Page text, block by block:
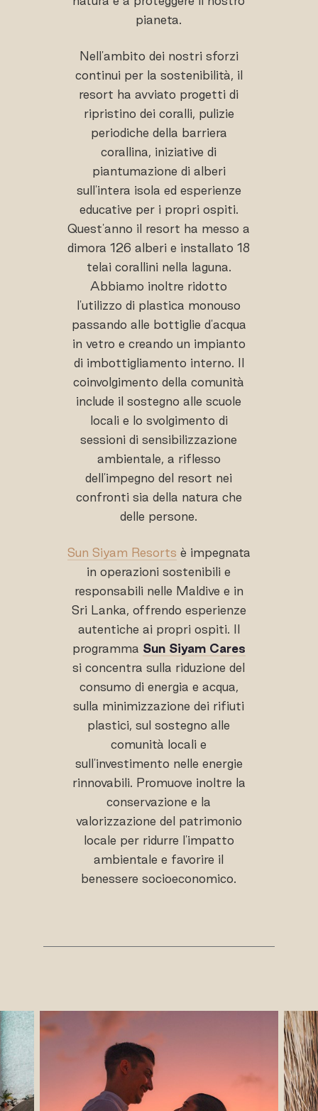
pianeta.
Nell'ambito dei nostri sforzi
continui per la sostenibilità, il
resort ha avviato progetti di
ripristino dei coralli, pulizie
periodiche della barriera
corallina, iniziative di
piantumazione di alberi
sull'intera isola ed esperienze
educative per i propri ospiti.
Quest'anno il resort ha messo a
dimora 126 alberi e installato 18
telai corallini nella laguna.
Abbiamo inoltre ridotto
l'utilizzo di plastica monouso
passando alle bottiglie d'acqua
in vetro e creando un impianto
di imbottigliamento interno. Il
coinvolgimento della comunità
include il sostegno alle scuole
locali e lo svolgimento di
sessioni di sensibilizzazione
ambientale, a riflesso
dell'impegno del resort nei
confronti sia della natura che
delle persone.
Sun Siyam Resorts è impegnata
in operazioni sostenibili e
responsabili nelle Maldive e in
Sri Lanka, offrendo esperienze
autentiche ai propri ospiti. Il
programma Sun Siyam Cares
si concentra sulla riduzione del
consumo di energia e acqua,
sulla minimizzazione dei rifiuti
plastici, sul sostegno alle
comunità locali e
sull'investimento nelle energie
rinnovabili. Promuove inoltre la
conservazione e la
valorizzazione del patrimonio
locale per ridurre l'impatto
ambientale e favorire il
benessere socioeconomico.